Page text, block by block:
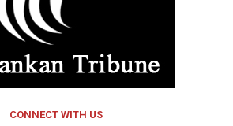
CONNECT WITH US